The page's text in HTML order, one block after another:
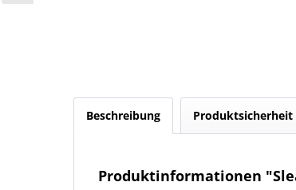
Beschreibung Produktsicherheit
Produktinformationen